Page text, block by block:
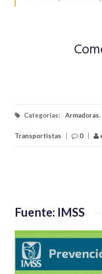
Categorías: Armadoras,
Transportistas 0
Fuente: IMSS